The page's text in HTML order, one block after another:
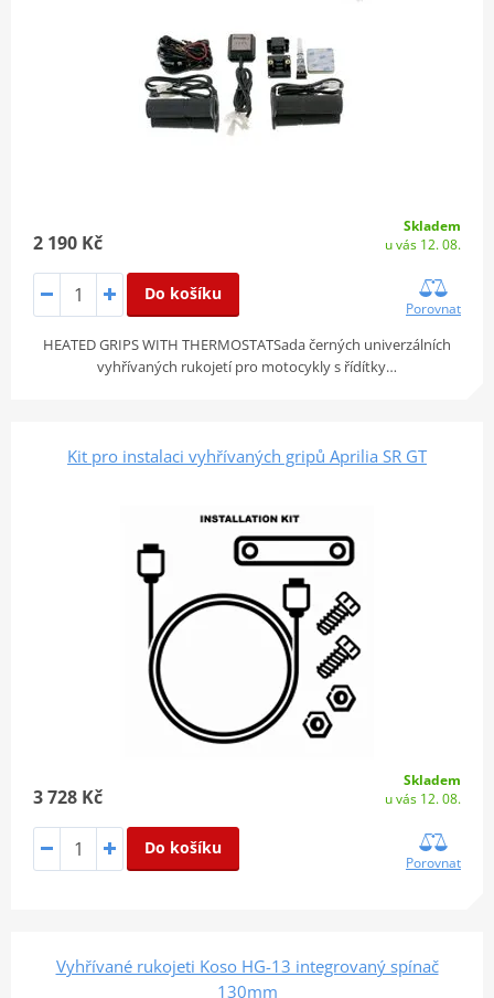
2 190 Kč
Skladem
u vás 12. 08.
Do košíku
Porovnat
HEATED GRIPS WITH THERMOSTATSada černých univerzálních
vyhřívaných rukojetí pro motocykly s řídítky…
Kit pro instalaci vyhřívaných gripů Aprilia SR GT
3 728 Kč
Skladem
u vás 12. 08.
Do košíku
Porovnat
Vyhřívané rukojeti Koso HG-13 integrovaný spínač
130mm